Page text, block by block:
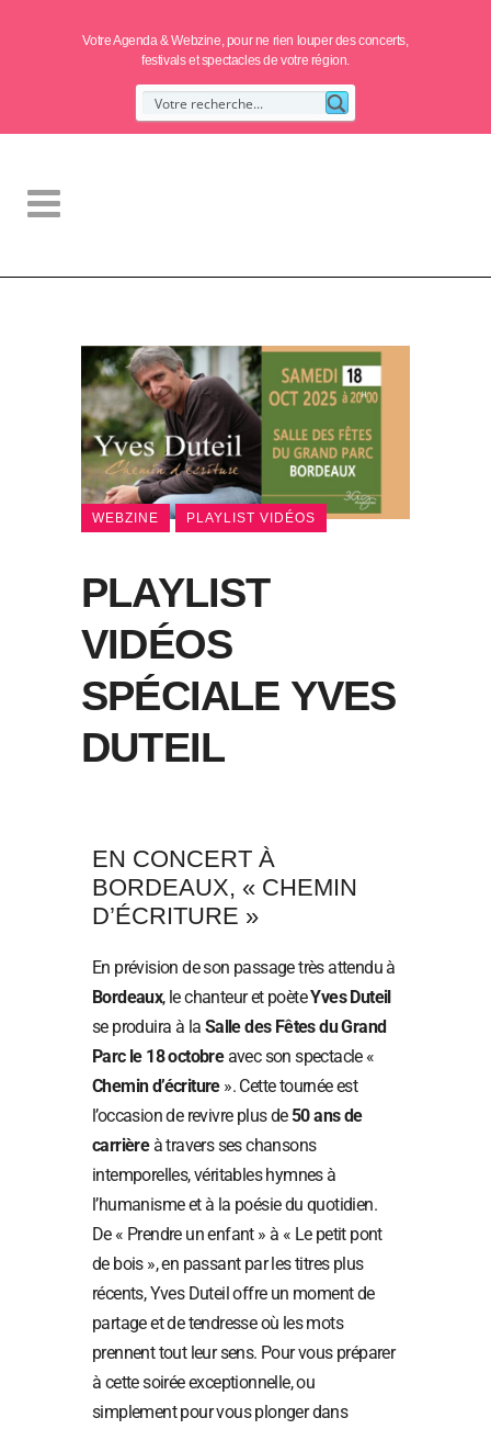
Votre Agenda & Webzine, pour ne rien louper des concerts,
festivals et spectacles de votre région.
WEBZINE PLAYLIST VIDÉOS
PLAYLIST
VIDÉOS
SPÉCIALE YVES
DUTEIL
EN CONCERT À
BORDEAUX, « CHEMIN
D’ÉCRITURE »
En prévision de son passage très attendu à
Bordeaux, le chanteur et poèteYves Duteil
se produira à la Salle des Fêtes du Grand
Parc le 18 octobreavec son spectacle «
Chemin d’écriture». Cette tournée est
l’occasion de revivre plus de50 ans de
carrièreà travers ses chansons
intemporelles, véritables hymnes à
l’humanisme et à la poésie du quotidien.
De « Prendre un enfant » à « Le petit pont
de bois », en passant par les titres plus
récents, Yves Duteil offre un moment de
partage et de tendresse où les mots
prennent tout leur sens. Pour vous préparer
à cette soirée exceptionnelle, ou
simplement pour vous plonger dans